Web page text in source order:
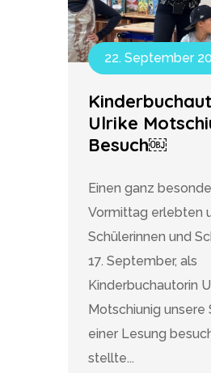
22. September
Ulrike
Besuch￼
Einen ganz
Vormittag erlebten
Schülerinnen und
17. September, als
Kinderbuchautorin
Motschiunig unsere
einer Lesung
stellte...